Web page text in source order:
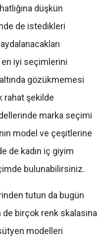
düşkün
de istedikleri
en iyi seçimlerini
gözükmemesi
rahat şekilde
marka seçimi
model ve çeşitlerine
de kadın iç giyim
bulunabilirsiniz.
tutun da bugün
birçok renk skalasına
modelleri